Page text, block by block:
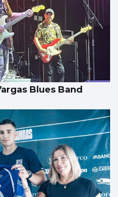
no convence del
Blues Band